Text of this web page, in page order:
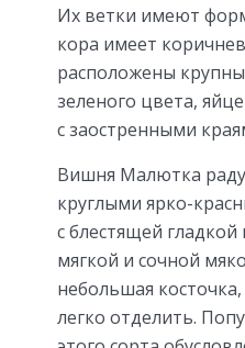
Их ветки имеют
кора имеет
расположены
зеленого цвета,
с заостренными
Вишня Малютка
круглыми ярко-
с блестящей
мягкой и сочной
небольшая
легко отделить.